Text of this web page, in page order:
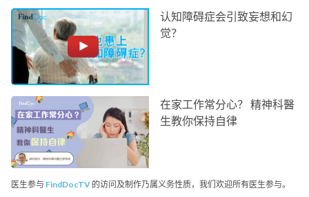
认知障碍症会引致妄想和幻
觉？
在家工作常分心？ 精神科醫
生教你保持自律
医生参与 FindDocTV 的访问及制作乃属义务性质，我们欢迎所有医生参与。